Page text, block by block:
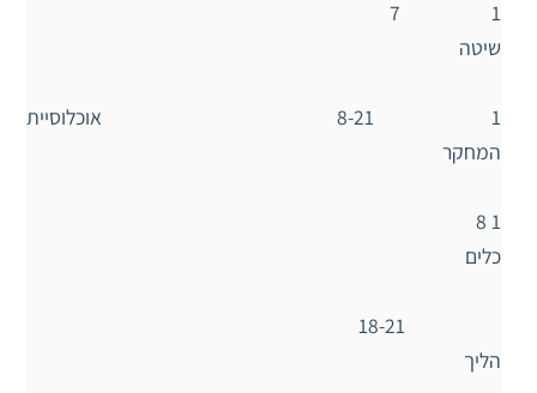
שיטה
1 8-21 אוכלוסיית
המחקר
1 8
כלים
הליך